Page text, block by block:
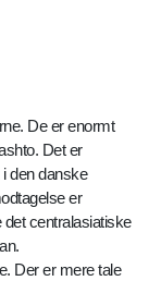
De er enormt
Det er
den danske
er
det centralasiatiske
Der er mere tale